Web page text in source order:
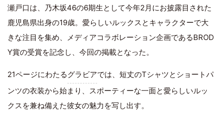
瀬戸口は、乃木坂46の6期生として今年2月にお披露目された
鹿児島県出身の19歳。愛らしいルックスとキャラクターで大
きな注目を集め、メディアコラボレーション企画であるBROD
Y賞の受賞を記念し、今回の掲載となった。
21ページにわたるグラビアでは、短丈のTシャツとショートパ
ンツの衣装から始まり、スポーティーな一面と愛らしいルッ
クスを兼ね備えた彼女の魅力を写し出す。